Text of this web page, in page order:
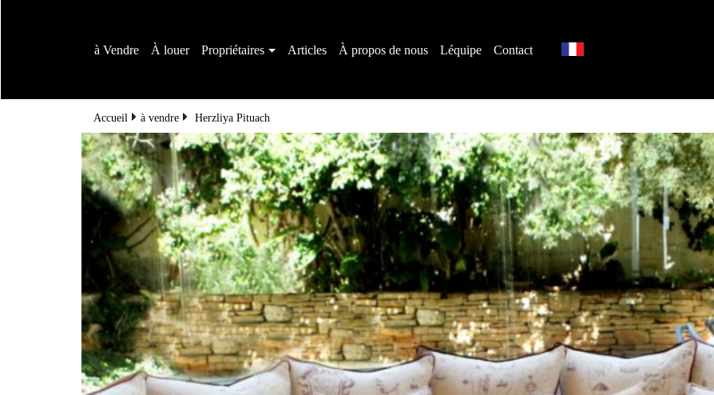
à Vendre À louer Propriétaires Articles À propos de nous Léquipe Contact
Accueil à vendre Herzliya Pituach